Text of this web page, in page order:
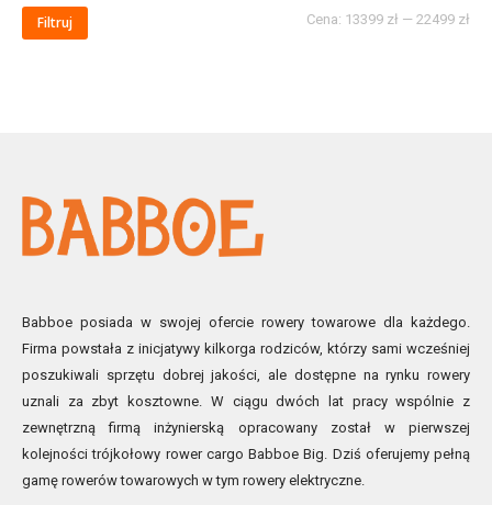
Filtruj Cena: 13399 zł — 22499 zł
Babboe posiada w swojej ofercie rowery towarowe dla każdego.
Firma powstała z inicjatywy kilkorga rodziców, którzy sami wcześniej
poszukiwali sprzętu dobrej jakości, ale dostępne na rynku rowery
uznali za zbyt kosztowne. W ciągu dwóch lat pracy wspólnie z
zewnętrzną firmą inżynierską opracowany został w pierwszej
kolejności trójkołowy rower cargo Babboe Big. Dziś oferujemy pełną
gamę rowerów towarowych w tym rowery elektryczne.